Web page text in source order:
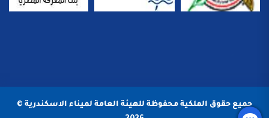
جميع حقوق الملكية محفوظة للهيئة العامة لميناء الاسكندرية ©